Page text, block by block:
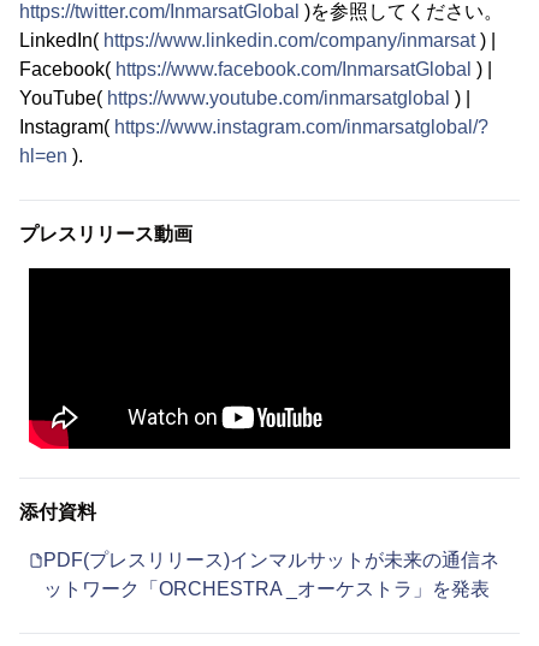
https://twitter.com/InmarsatGlobal )を参照してください。
LinkedIn( https://www.linkedin.com/company/inmarsat) |
Facebook( https://www.facebook.com/InmarsatGlobal ) |
YouTube( https://www.youtube.com/inmarsatglobal ) |
Instagram( https://www.instagram.com/inmarsatglobal/?
hl=en ).
プレスリリース動画
添付資料
PDF(プレスリリース)インマルサットが未来の通信ネ
ットワーク「ORCHESTRA _オーケストラ」を発表